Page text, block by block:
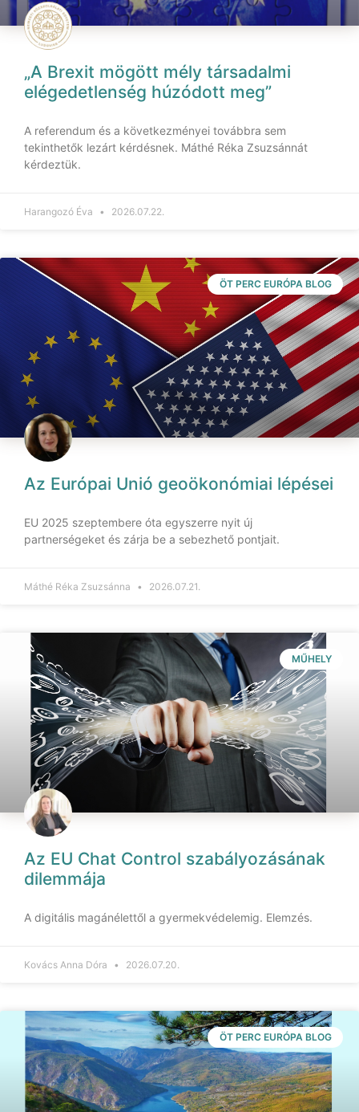
„A Brexit mögött mély társadalmi
elégedetlenség húzódott meg”
A referendum és a következményei továbbra sem
tekinthetők lezárt kérdésnek. Máthé Réka Zsuzsánnát
kérdeztük.
Harangozó Éva 2026.07.22.
ÖT PERC EURÓPA BLOG
Az Európai Unió geoökonómiai lépései
EU 2025 szeptembere óta egyszerre nyit új
partnerségeket és zárja be a sebezhető pontjait.
Máthé Réka Zsuzsánna 2026.07.21.
MŰHELY
Az EU Chat Control szabályozásának
dilemmája
A digitális magánélettől a gyermekvédelemig. Elemzés.
Kovács Anna Dóra 2026.07.20.
ÖT PERC EURÓPA BLOG